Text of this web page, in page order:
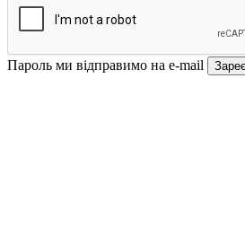
Пароль ми відправимо на e-mail